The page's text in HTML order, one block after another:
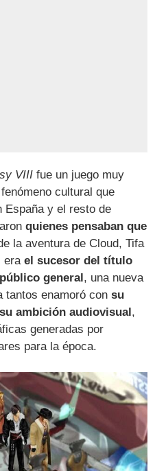
VIII fue un juego muy
cultural que
España y el resto de
quienes pensaban que
la aventura de Cloud, Tifa
erael sucesor del título
general, una nueva
tantos enamoró consu
ambición audiovisual,
generadas por
para la época.